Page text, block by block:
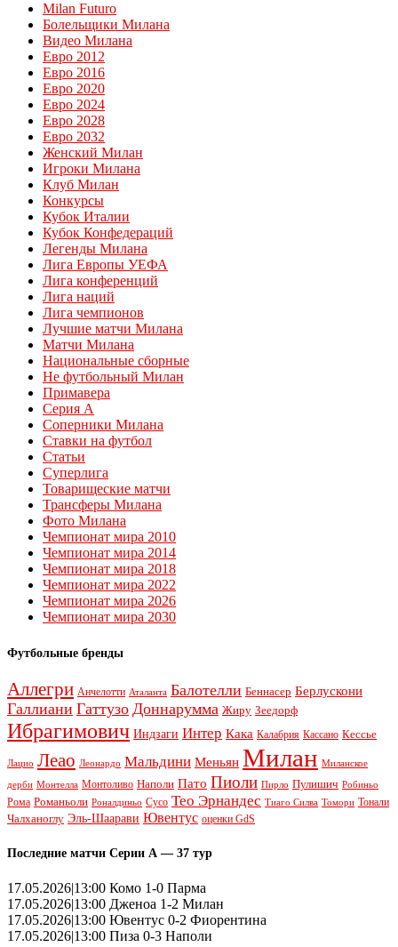
Milan Futuro
Болельщики Милана
Видео Милана
Евро 2012
Евро 2016
Евро 2020
Евро 2024
Евро 2028
Евро 2032
Женский Милан
Игроки Милана
Клуб Милан
Конкурсы
Кубок Италии
Кубок Конфедераций
Легенды Милана
Лига Европы УЕФА
Лига конференций
Лига наций
Лига чемпионов
Лучшие матчи Милана
Матчи Милана
Национальные сборные
Не футбольный Милан
Примавера
Серия А
Соперники Милана
Ставки на футбол
Статьи
Суперлига
Товарищеские матчи
Трансферы Милана
Фото Милана
Чемпионат мира 2010
Чемпионат мира 2014
Чемпионат мира 2018
Чемпионат мира 2022
Чемпионат мира 2026
Чемпионат мира 2030
Футбольные бренды
Аллегри Анчелотти Аталанта Балотелли Беннасер Берлускони
Галлиани Гаттузо Доннарумма Жиру Зеедорф
Ибрагимович Индзаги Интер Кака Калабрия Кассано Кессье
Лацио Леао Леонардо Мальдини Меньян Милан Миланское
дерби Монтелла Монтоливо Наполи Пато Пиоли Пирло Пулишич Робиньо
Рома Романьоли Роналдиньо Сусо Тео Эрнандес Тиаго Силва Томори Тонали
Чалханоглу Эль-Шаарави Ювентус оценки GdS
Последние матчи Серии А — 37 тур
17.05.2026|13:00 Комо 1-0 Парма
17.05.2026|13:00 Дженоа 1-2 Милан
17.05.2026|13:00 Ювентус 0-2 Фиорентина
17.05.2026|13:00 Пиза 0-3 Наполи